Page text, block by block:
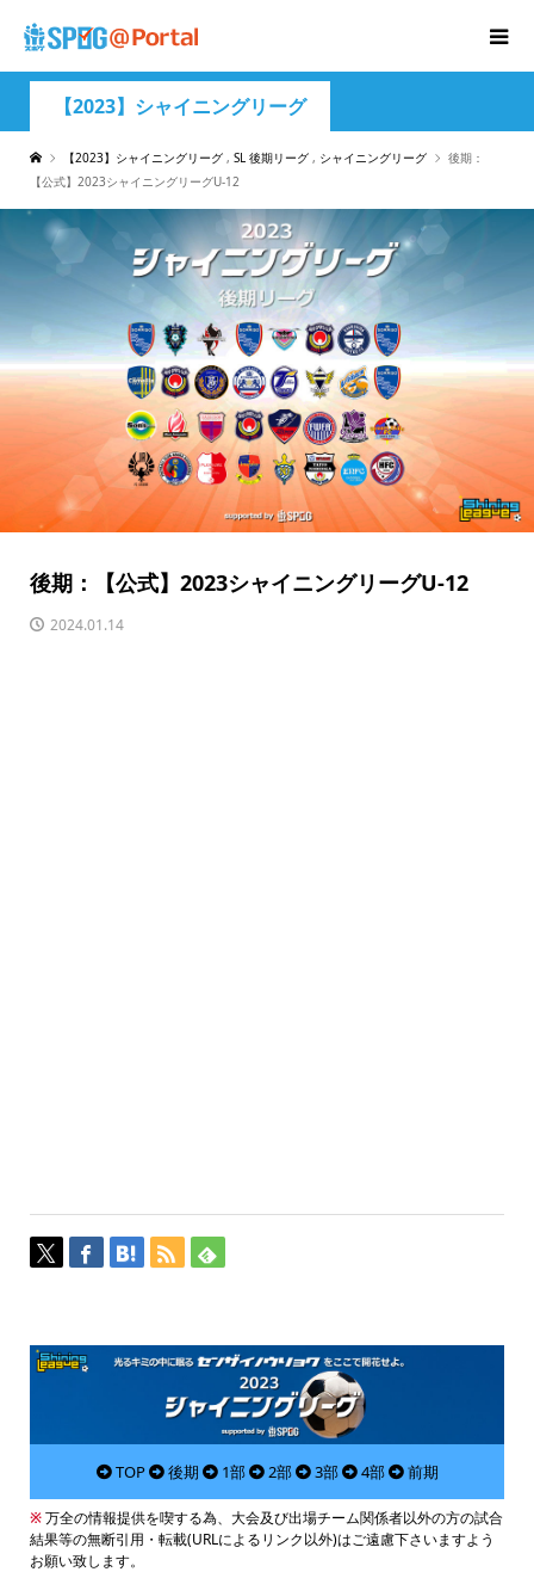
【2023】シャイニングリーグ
【2023】シャイニングリーグ , SL 後期リーグ , シャイニングリーグ
後期：
【公式】2023シャイニングリーグU-12
後期：【公式】2023シャイニングリーグU-12
2024.01.14
TOP 後期 1部 2部 3部 4部 前期
※万全の情報提供を喫する為、大会及び出場チーム関係者以外の方の試合
結果等の無断引用・転載(URLによるリンク以外)はご遠慮下さいますよう
お願い致します。